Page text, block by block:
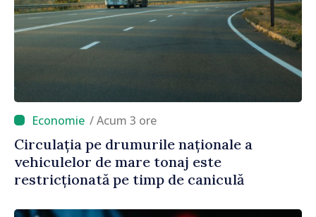
/ Acum 3 ore
Circulația pe drumurile naționale a
vehiculelor de mare tonaj este
restricționată pe timp de caniculă